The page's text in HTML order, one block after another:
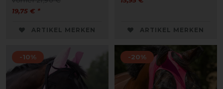
19,75 € *
ARTIKEL MERKEN ARTIKEL MERKEN
-10% -20%